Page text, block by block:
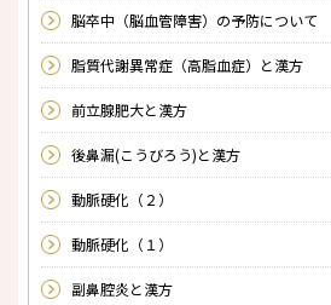
脳卒中（脳血管障害）の予防について
脂質代謝異常症（高脂血症）と漢方
前立腺肥大と漢方
後鼻漏(こうびろう)と漢方
動脈硬化（２）
動脈硬化（１）
副鼻腔炎と漢方